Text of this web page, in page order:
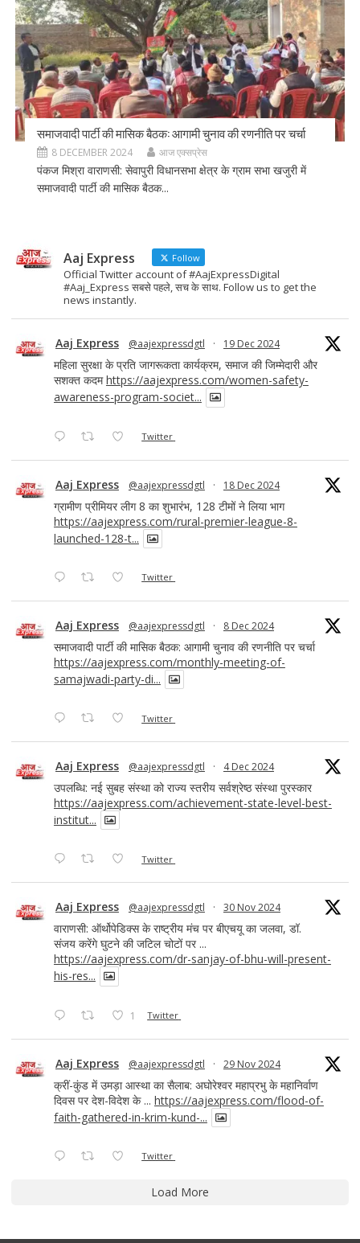
समाजवादी पार्टी की मासिक बैठक: आगामी चुनाव की रणनीति पर चर्चा
8 DECEMBER 2024 आज एक्सप्रेस
पंकज मिश्रा वाराणसी: सेवापुरी विधानसभा क्षेत्र के ग्राम सभा खजुरी में
समाजवादी पार्टी की मासिक बैठक...
Aaj Express Follow
Official Twitter account of #AajExpressDigital
#Aaj_Express सबसे पहले, सच के साथ. Follow us to get the
news instantly.
Aaj Express @aajexpressdgtl · 19 Dec 2024
महिला सुरक्षा के प्रति जागरूकता कार्यक्रम, समाज की जिम्मेदारी और
सशक्त कदमhttps://aajexpress.com/women-safety-
awareness-program-societ...
Twitter
Aaj Express @aajexpressdgtl · 18 Dec 2024
ग्रामीण प्रीमियर लीग 8 का शुभारंभ, 128 टीमों ने लिया भाग
https://aajexpress.com/rural-premier-league-8-
launched-128-t...
Twitter
Aaj Express @aajexpressdgtl · 8 Dec 2024
समाजवादी पार्टी की मासिक बैठक: आगामी चुनाव की रणनीति पर चर्चा
https://aajexpress.com/monthly-meeting-of-
samajwadi-party-di...
Twitter
Aaj Express @aajexpressdgtl · 4 Dec 2024
उपलब्धि: नई सुबह संस्था को राज्य स्तरीय सर्वश्रेष्ठ संस्था पुरस्कार
https://aajexpress.com/achievement-state-level-best-
institut...
Twitter
Aaj Express @aajexpressdgtl · 30 Nov 2024
वाराणसी: ऑर्थोपेडिक्स के राष्ट्रीय मंच पर बीएचयू का जलवा, डॉ.
संजय करेंगे घुटने की जटिल चोटों पर ...
https://aajexpress.com/dr-sanjay-of-bhu-will-present-
his-res...
1 Twitter
Aaj Express @aajexpressdgtl · 29 Nov 2024
क्रीं-कुंड में उमड़ा आस्था का सैलाब: अघोरेश्वर महाप्रभु के महानिर्वाण
दिवस पर देश-विदेश के ... https://aajexpress.com/flood-of-
faith-gathered-in-krim-kund-...
Twitter
Load More